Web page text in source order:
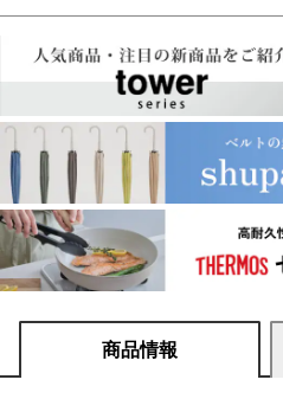
商品情報